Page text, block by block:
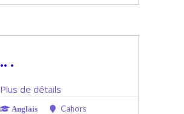
.. .
Plus de détails
Anglais Cahors